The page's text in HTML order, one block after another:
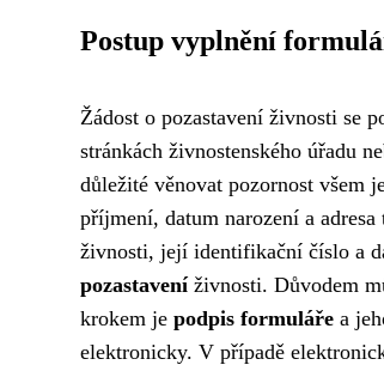
Postup vyplnění
Žádost o pozastavení živnosti se
stránkách živnostenského úřadu
důležité věnovat pozornost všem
příjmení, datum narození a
živnosti, její identifikační číslo a
pozastaveníživnosti. Důvodem
krokem je podpis formuláře a
elektronicky. V případě